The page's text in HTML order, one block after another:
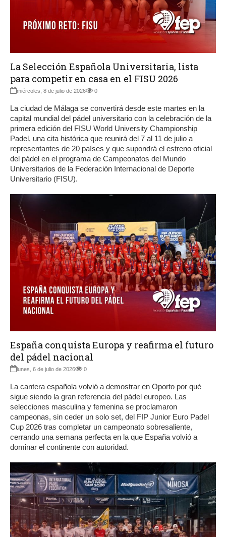
La Selección Española Universitaria, lista
para competir en casa en el FISU 2026
miércoles, 8 de julio de 2026 0
La ciudad de Málaga se convertirá desde este martes en la
capital mundial del pádel universitario con la celebración de la
primera edición del FISU World University Championship
Padel, una cita histórica que reunirá del 7 al 11 de julio a
representantes de 20 países y que supondrá el estreno oficial
del pádel en el programa de Campeonatos del Mundo
Universitarios de la Federación Internacional de Deporte
Universitario (FISU).
España conquista Europa y reafirma el futuro
del pádel nacional
lunes, 6 de julio de 2026 0
La cantera española volvió a demostrar en Oporto por qué
sigue siendo la gran referencia del pádel europeo. Las
selecciones masculina y femenina se proclamaron
campeonas, sin ceder un solo set, del FIP Junior Euro Padel
Cup 2026 tras completar un campeonato sobresaliente,
cerrando una semana perfecta en la que España volvió a
dominar el continente con autoridad.